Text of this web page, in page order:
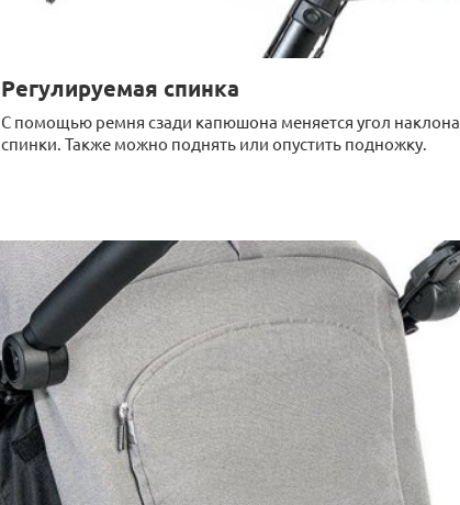
Регулируемая спинка
С помощью ремня сзади капюшона меняется угол наклона
спинки. Также можно поднять или опустить подножку.